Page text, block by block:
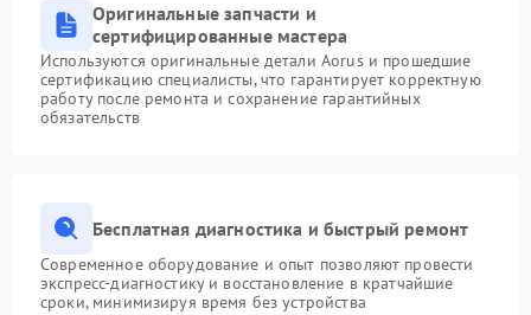
Оригинальные запчасти и
сертифицированные мастера
Используются оригинальные детали Aorus и прошедшие
сертификацию специалисты, что гарантирует корректную
работу после ремонта и сохранение гарантийных
обязательств
Бесплатная диагностика и быстрый ремонт
Современное оборудование и опыт позволяют провести
экспресс-диагностику и восстановление в кратчайшие
сроки, минимизируя время без устройства